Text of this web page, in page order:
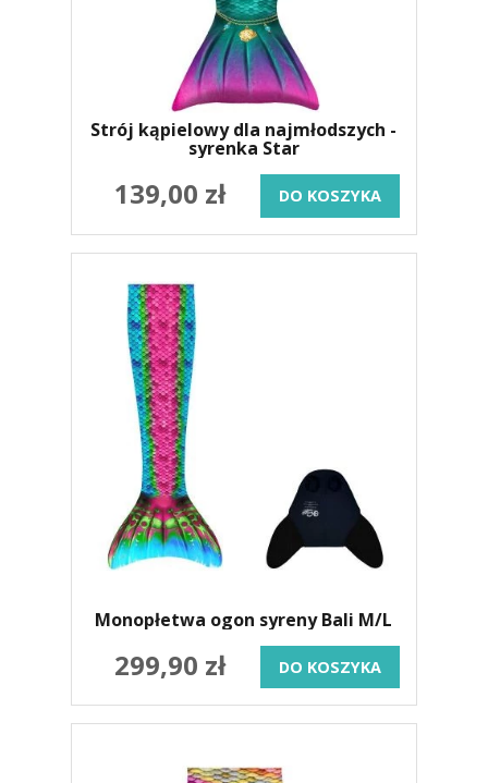
Strój kąpielowy dla najmłodszych -
syrenka Star
139,00 zł DO KOSZYKA
Monopłetwa ogon syreny Bali M/L
299,90 zł DO KOSZYKA